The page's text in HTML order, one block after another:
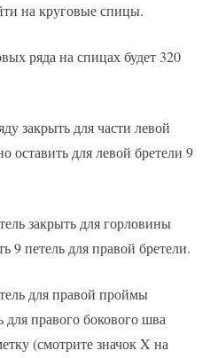
на круговые спицы.
ряда на спицах будет 320
закрыть для части левой
оставить для левой бретели 9
закрыть для горловины
9 петель для правой бретели.
для правой проймы
для правого бокового шва
(смотрите значок X на